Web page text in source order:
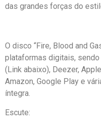
das grandes forças do
O disco “Fire, Blood and
plataformas digitais,
(Link abaixo), Deezer,
Amazon, Google Play e
íntegra.
Escute: